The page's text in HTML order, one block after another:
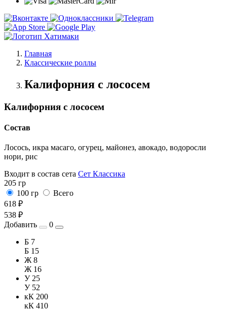
Главная
Классические роллы
Калифорния с лососем
Калифорния с лососем
Состав
Лосось, икра масаго, огурец, майонез, авокадо, водоросли
нори, рис
Входит в состав сета Сет Классика
205 гр
100 гр
Всего
618 ₽
538 ₽
Добавить
0
Б 7
Б 15
Ж 8
Ж 16
У 25
У 52
кК 200
кК 410